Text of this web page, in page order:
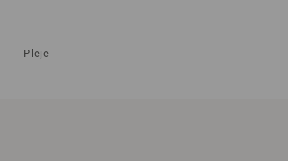
Pleje